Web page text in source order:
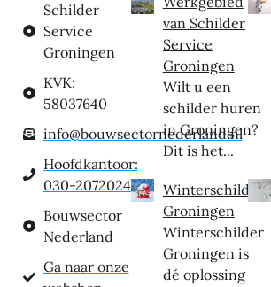
Schilder
Service
Groningen
KVK:
58037640
info@bouwsectornederland.nl
Hoofdkantoor:
030-2072024
Bouwsector
Nederland
Ga naar onze
van Schilder
Service
Groningen
Wilt u een
schilder huren
in Groningen?
Dit is het...
Winterschilder
Groningen
Winterschilder
Groningen is
dé oplossing